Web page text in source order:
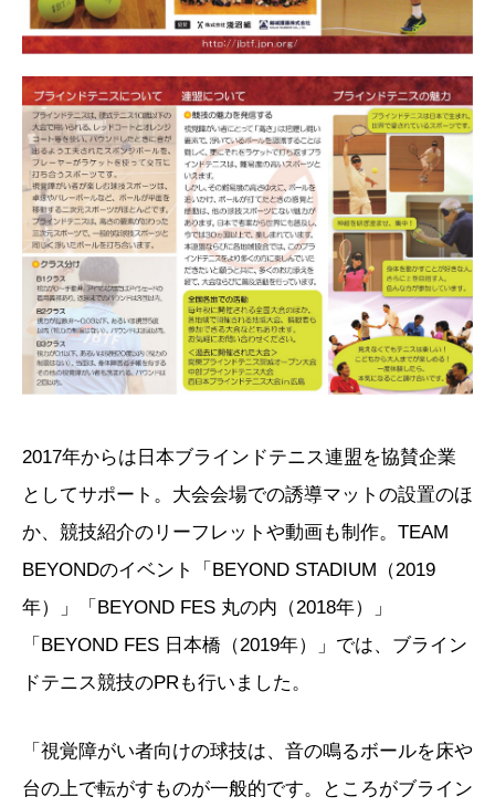
2017年からは日本ブラインドテニス連盟を協賛企業
としてサポート。大会会場での誘導マットの設置のほ
か、競技紹介のリーフレットや動画も制作。TEAM
BEYONDのイベント「BEYOND STADIUM（2019
年）」「BEYOND FES 丸の内（2018年）」
「BEYOND FES 日本橋（2019年）」では、ブライン
ドテニス競技のPRも行いました。
「視覚障がい者向けの球技は、音の鳴るボールを床や
台の上で転がすものが一般的です。ところがブライン